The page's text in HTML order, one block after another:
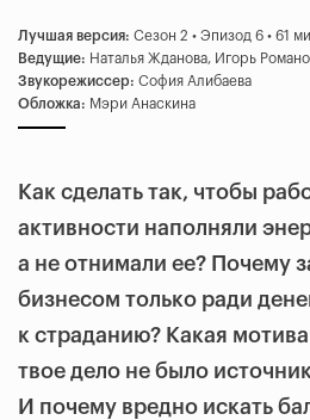
Лучшая версия: Сезон 2 • Эпизод 6 • 61
Ведущие: Наталья Жданова, Игорь
Звукорежиссер: София Алибаева
Обложка: Мэри Анаскина
Как сделать так, чтобы
активности наполняли
а не отнимали ее? Почему
бизнесом только ради
к страданию? Какая
твое дело не было
И почему вредно искать